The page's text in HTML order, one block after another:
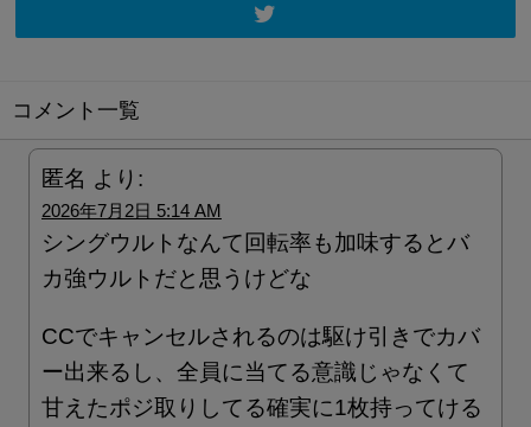
コメント一覧
匿名 より:
2026年7月2日 5:14 AM
シングウルトなんて回転率も加味するとバ
カ強ウルトだと思うけどな
CCでキャンセルされるのは駆け引きでカバ
ー出来るし、全員に当てる意識じゃなくて
甘えたポジ取りしてる確実に1枚持ってける